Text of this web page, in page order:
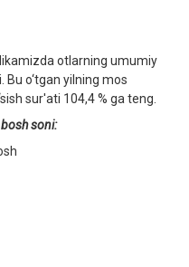
otlarning umumiy
Bu o‘tgan yilning mos
sur'ati 104,4 % ga teng.
soni: